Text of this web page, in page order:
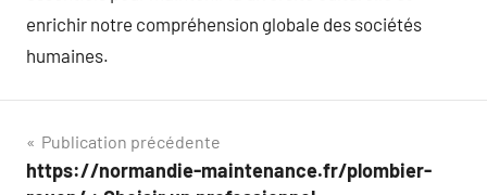
enrichir notre compréhension globale des sociétés
humaines.
Navigation
Publication précédente
https://normandie-maintenance.fr/plombier-